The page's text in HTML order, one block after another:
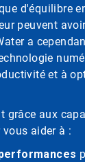
d'équilibre
peuvent
a
et à
grâce aux
aider à :